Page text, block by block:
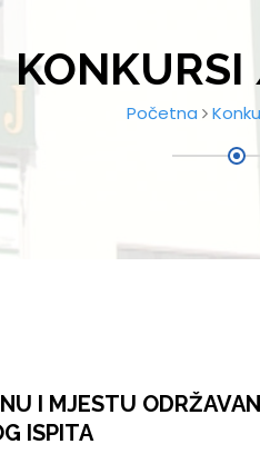
Početna
I MJESTU
ISPITA